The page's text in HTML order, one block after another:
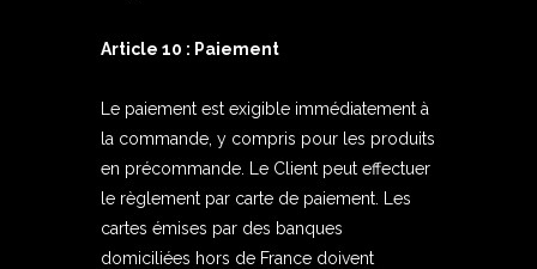
Article 10 : Paiement
Le paiement est exigible immédiatement à
la commande, y compris pour les produits
en précommande. Le Client peut effectuer
le règlement par carte de paiement. Les
cartes émises par des banques
domiciliées hors de France doivent